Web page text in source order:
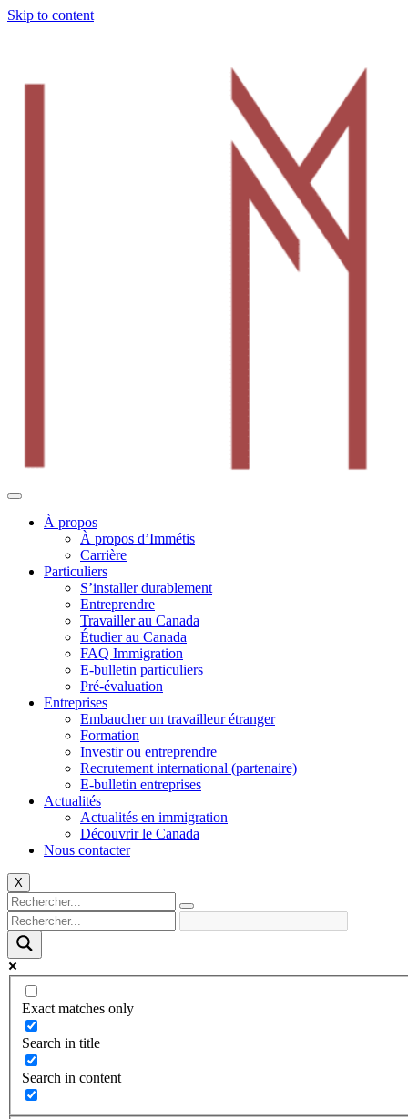
Skip to content
À propos
À propos d’Immétis
Carrière
Particuliers
S’installer durablement
Entreprendre
Travailler au Canada
Étudier au Canada
FAQ Immigration
E-bulletin particuliers
Pré-évaluation
Entreprises
Embaucher un travailleur étranger
Formation
Investir ou entreprendre
Recrutement international (partenaire)
E-bulletin entreprises
Actualités
Actualités en immigration
Découvrir le Canada
Nous contacter
X
Exact matches only
Search in title
Search in content